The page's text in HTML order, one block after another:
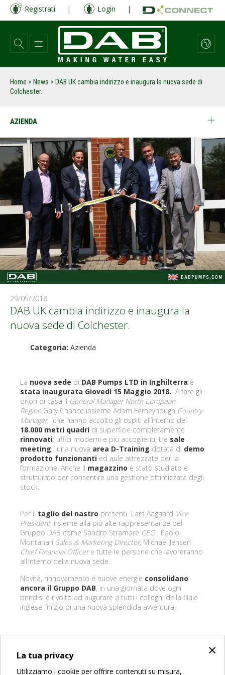
×
La tua privacy
Utilizziamo i cookie per offrire contenuti su misura,
Salta
contenuto
principale
Registrati | Login |
Home > News > DAB UK cambia indirizzo e inaugura la nuova sede di
Colchester.
AZIENDA
29/05/2018
DAB UK cambia indirizzo e inaugura la
nuova sede di Colchester.
Categoria: Azienda
La nuova sede di DAB Pumps LTD in Inghilterra è
stata inaugurata Giovedì 15 Maggio 2018. A fare gli
onori di casa il General Manager North European
RegionGary Chance insieme Adam Ferneyhough Country
Manager, che hanno accolto gli ospiti all’interno dei
18.000 metri quadri di superficie completamente
rinnovati: uffici moderni e più accoglienti, tre sale
meeting, una nuova area D-Training dotata di demo
prodotto funzionanti ed aule attrezzate per la
formazione. Anche il magazzino è stato studiato e
strutturato per consentire una gestione ottimizzata degli
stock.
Per il taglio del nastro presenti Lars Aagaard Vice
President insieme alla più alte rappresentanze del
Gruppo DAB come Sandro Stramare CEO , Paolo
Montanari Sales & Marketing Director, Michael Jensen
Chief Financial Officere tutte le persone che lavoreranno
all’interno della nuova sede.
Novità, rinnovamento e nuove energie consolidano
ancora il Gruppo DAB, in una giornata dove ogni
brindisi è rivolto ad augurare a tutti i colleghi della filale
inglese l’inizio di una nuova splendida avventura.
INDIETRO
Share on: